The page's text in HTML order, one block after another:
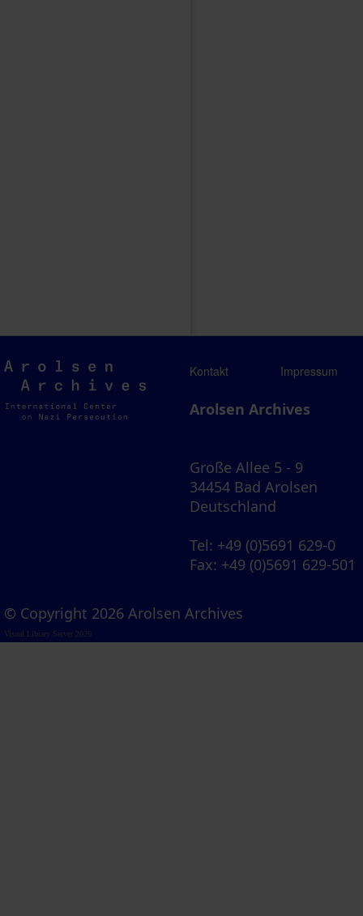
Arolsen
Archives
Kontakt Impressum
Arolsen Archives
Große Allee 5 - 9
34454 Bad Arolsen
Deutschland
Tel: +49 (0)5691 629-0
Fax: +49 (0)5691 629-501
© Copyright 2026 Arolsen Archives
Visual Library Server 2026